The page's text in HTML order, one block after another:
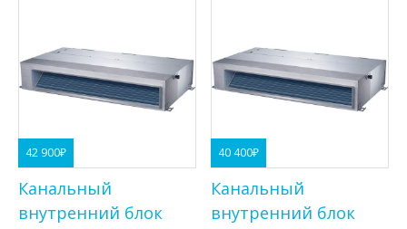
42 900₽
Канальный
внутренний блок
40 400₽
Канальный
внутренний блок